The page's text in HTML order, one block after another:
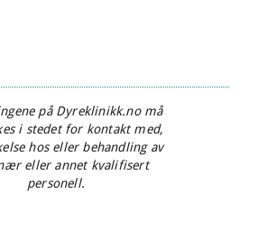
på Dyreklinikk.no må
i stedet for kontakt med,
hos eller behandling av
eller annet kvalifisert
personell.